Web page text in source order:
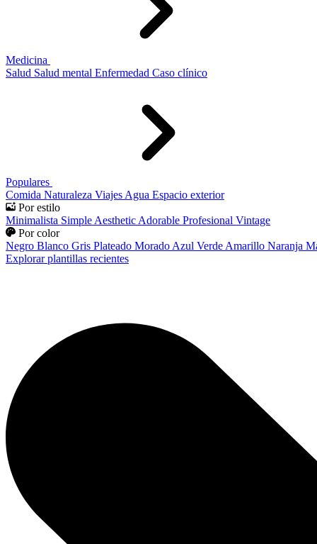
Medicina
Salud Salud mental Enfermedad Caso clínico
Populares
Comida Naturaleza Viajes Agua Espacio exterior
Por estilo
Minimalista Simple Aesthetic Adorable Profesional Vintage
Por color
Negro Blanco Gris Plateado Morado Azul Verde Amarillo Naranja
Explorar plantillas recientes